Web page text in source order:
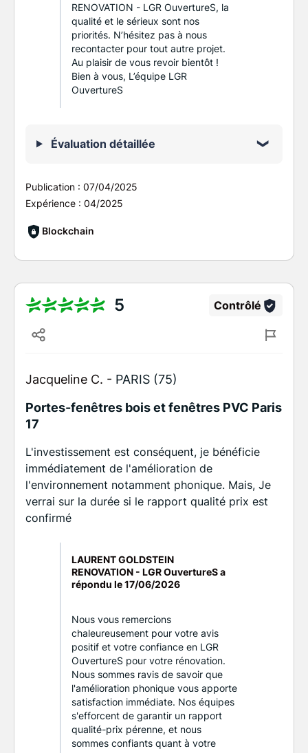
RENOVATION - LGR OuvertureS, la
qualité et le sérieux sont nos
priorités. N’hésitez pas à nous
recontacter pour tout autre projet.
Au plaisir de vous revoir bientôt !
Bien à vous, L’équipe LGR
OuvertureS
Évaluation détaillée
Publication : 07/04/2025
Expérience : 04/2025
Blockchain
5 Contrôlé
Jacqueline C. - PARIS (75)
Portes-fenêtres bois et fenêtres PVC Paris
17
L'investissement est conséquent, je bénéficie
immédiatement de l'amélioration de
l'environnement notamment phonique. Mais, Je
verrai sur la durée si le rapport qualité prix est
confirmé
LAURENT GOLDSTEIN
RENOVATION - LGR OuvertureS a
répondu le17/06/2026
Nous vous remercions
chaleureusement pour votre avis
positif et votre confiance en LGR
OuvertureS pour votre rénovation.
Nous sommes ravis de savoir que
l'amélioration phonique vous apporte
satisfaction immédiate. Nos équipes
s'efforcent de garantir un rapport
qualité-prix pérenne, et nous
sommes confiants quant à votre